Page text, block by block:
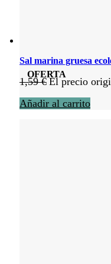
OFERTA
Sal marina gruesa
1,59€ El precio
Añadir al carrito